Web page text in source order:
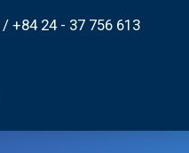
/ +84 24 - 37 756 613